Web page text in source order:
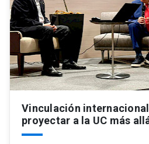
Vinculación
proyectar a la UC más